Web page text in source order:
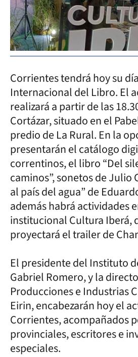
Corrientes tendrá hoy su
Internacional del Libro. El
realizará a partir de las
Cortázar, situado en el
predio de La Rural. En la
presentarán el catálogo
correntinos, el libro “Del
caminos”, sonetos de Julio
al país del agua” de
además habrá actividades
institucional Cultura Iberá,
proyectará el trailer de
El presidente del Instituto
Gabriel Romero, y la
Producciones e Industrias
Eirin, encabezarán hoy el
Corrientes, acompañados
provinciales, escritores e
especiales.